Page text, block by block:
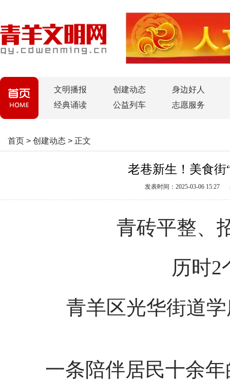
文明播报 创建动态
身边好人
经典诵读
公益列车 志愿服务
首页 > 创建动态 > 正文
老巷新生！美食
发表时间：2025-03-06 15:27
青砖平整、
历时2
青羊区光华街道
一条陪伴居民十余年